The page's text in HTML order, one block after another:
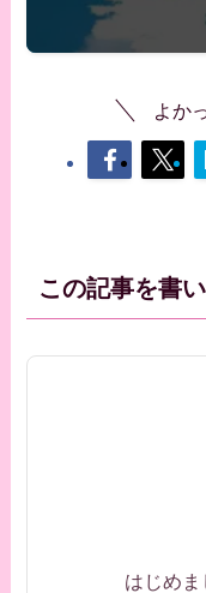
よか
この記事を書
はじめま